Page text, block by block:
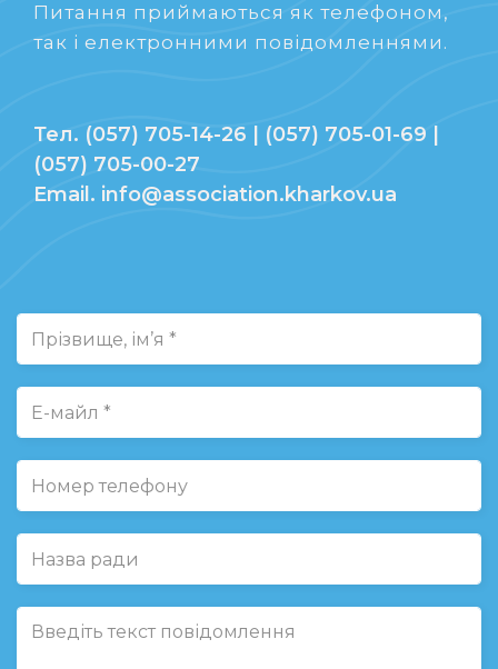
Питання приймаються як телефоном,
так і електронними повідомленнями.
Тел. (057) 705-14-26 | (057) 705-01-69 |
(057) 705-00-27
Email. info@association.kharkov.ua